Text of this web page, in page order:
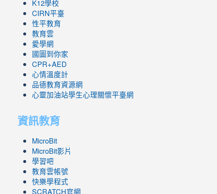
K12學校
CIRN平臺
性平教育
教育雲
愛學網
國圖到你家
CPR+AED
心情溫度計
品德教育資源網
心靈加油站學生心理關懷平臺網
資訊教育
MicroBit
MicroBit影片
學習吧
教育雲帳號
快樂學程式
SCRATCH官網